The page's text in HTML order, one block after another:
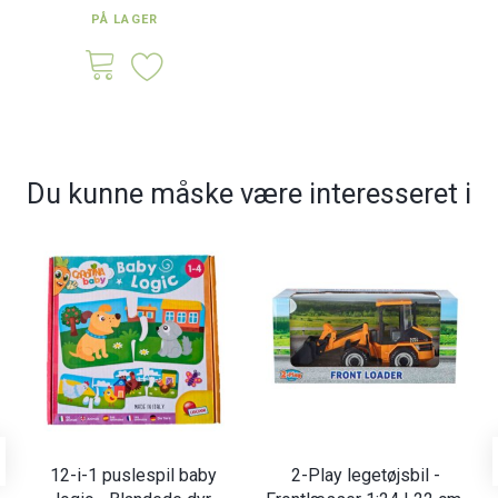
PÅ LAGER
Du kunne måske være interesseret i
12-i-1 puslespil baby
2-Play legetøjsbil -